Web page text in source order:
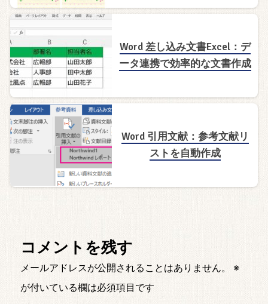
Word 差し込み文書Excel：デ
ータ連携で効率的な文書作成
Word 引用文献：参考文献リ
ストを自動作成
コメントを残す
メールアドレスが公開されることはありません。
※
が付いている欄は必須項目です